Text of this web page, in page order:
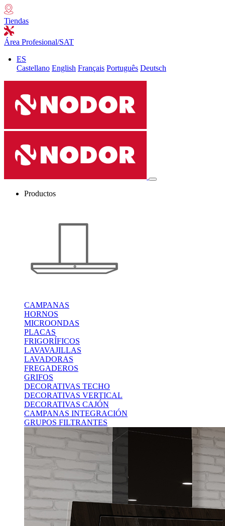
Tiendas
Área Profesional/SAT
ES
Castellano English Français Português Deutsch
Productos
CAMPANAS
HORNOS
MICROONDAS
PLACAS
FRIGORÍFICOS
LAVAVAJILLAS
LAVADORAS
FREGADEROS
GRIFOS
DECORATIVAS TECHO
DECORATIVAS VERTICAL
DECORATIVAS CAJÓN
CAMPANAS INTEGRACIÓN
GRUPOS FILTRANTES